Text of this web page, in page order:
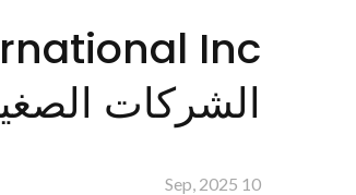
الشركات
10 Sep, 2025